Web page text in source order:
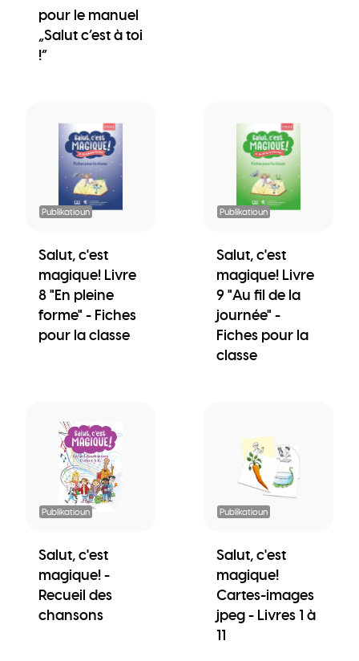
pour le manuel
„Salut c’est à toi
!“
Publikatioun
Salut, c'est
magique! Livre
8 "En pleine
forme" - Fiches
pour la classe
Publikatioun
Salut, c'est
magique! Livre
9 "Au fil de la
journée" -
Fiches pour la
classe
Publikatioun
Salut, c'est
magique! -
Recueil des
chansons
Publikatioun
Salut, c'est
magique!
Cartes-images
jpeg - Livres 1 à
11